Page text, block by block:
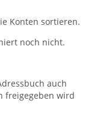
Konten sortieren.
noch nicht.
auch
freigegeben wird